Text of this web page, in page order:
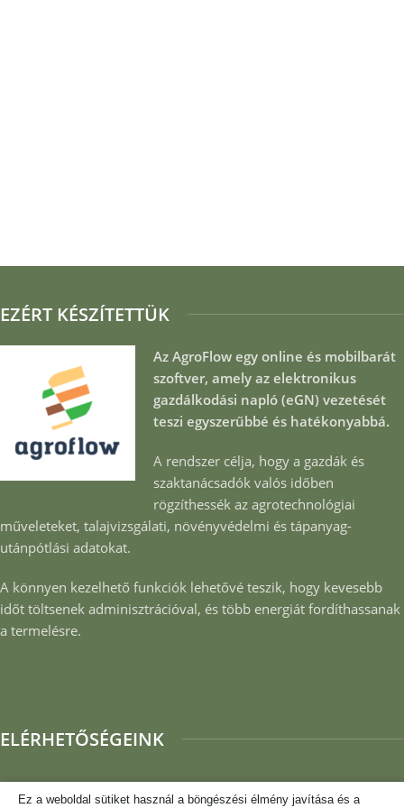
EZÉRT KÉSZÍTETTÜK
Az AgroFlow egy online és mobilbarát
szoftver, amely az elektronikus
gazdálkodási napló (eGN) vezetését
teszi egyszerűbbé és hatékonyabbá.
A rendszer célja, hogy a gazdák és
szaktanácsadók valós időben
rögzíthessék az agrotechnológiai
műveleteket, talajvizsgálati, növényvédelmi és tápanyag-
utánpótlási adatokat.
A könnyen kezelhető funkciók lehetővé teszik, hogy kevesebb
időt töltsenek adminisztrációval, és több energiát fordíthassanak
a termelésre.
ELÉRHETŐSÉGEINK
Telefon:+36 20 364 01 11
Ez a weboldal sütiket használ a böngészési élmény javítása és a